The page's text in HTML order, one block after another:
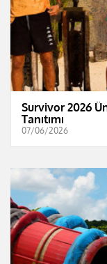
Survivor 2026
Tanıtımı
07/06/2026